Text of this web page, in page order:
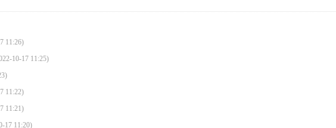
11:26)
10-17 11:25)
11:22)
11:21)
17 11:20)